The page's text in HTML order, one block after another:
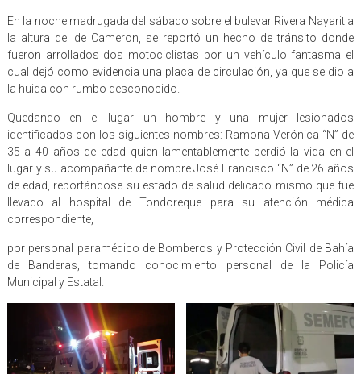
En la noche madrugada del sábado sobre el bulevar Rivera Nayarit a
la altura del de Cameron, se reportó un hecho de tránsito donde
fueron arrollados dos motociclistas por un vehículo fantasma el
cual dejó como evidencia una placa de circulación, ya que se dio a
la huida con rumbo desconocido.
Quedando en el lugar un hombre y una mujer lesionados
identificados con los siguientes nombres: Ramona Verónica “N” de
35 a 40 años de edad quien lamentablemente perdió la vida en el
lugar y su acompañante de nombre José Francisco “N” de 26 años
de edad, reportándose su estado de salud delicado mismo que fue
llevado al hospital de Tondoreque para su atención médica
correspondiente,
por personal paramédico de Bomberos y Protección Civil de Bahía
de Banderas, tomando conocimiento personal de la Policía
Municipal y Estatal.